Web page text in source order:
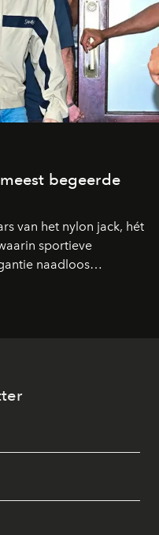
begeerde
van het nylon jack, hét
sportieve
naadloos